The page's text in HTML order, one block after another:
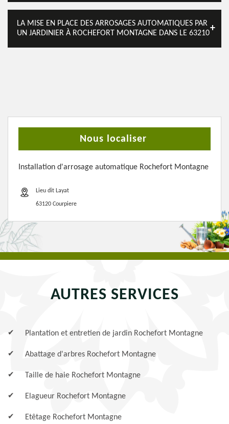
LA MISE EN PLACE DES ARROSAGES AUTOMATIQUES PAR
UN JARDINIER À ROCHEFORT MONTAGNE DANS LE 63210
Nous localiser
Installation d'arrosage automatique Rochefort Montagne
Lieu dit Layat
63120 Courpiere
AUTRES SERVICES
Plantation et entretien de jardin Rochefort Montagne
Abattage d'arbres Rochefort Montagne
Taille de haie Rochefort Montagne
Elagueur Rochefort Montagne
Etêtage Rochefort Montagne